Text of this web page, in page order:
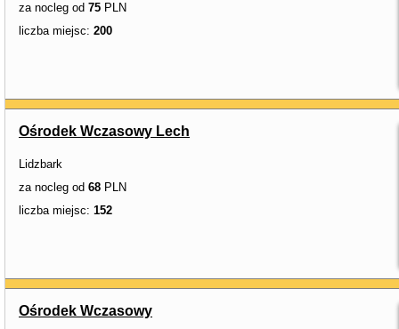
za nocleg od 75 PLN
liczba miejsc: 200
Ośrodek Wczasowy Lech
Lidzbark
za nocleg od 68 PLN
liczba miejsc: 152
Ośrodek Wczasowy